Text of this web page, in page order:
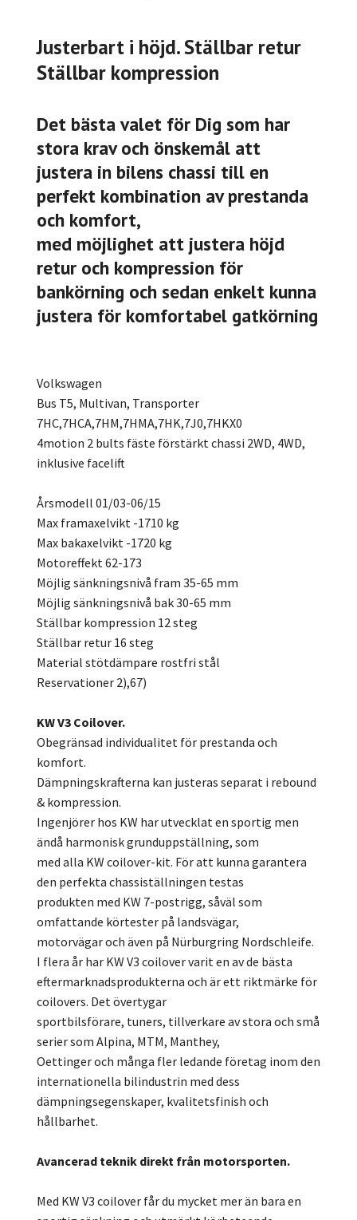
Justerbart i höjd. Ställbar retur
Ställbar kompression
Det bästa valet för Dig som har
stora krav och önskemål att
justera in bilens chassi till en
perfekt kombination av prestanda
och komfort,
med möjlighet att justera höjd
retur och kompression för
bankörning och sedan enkelt kunna
justera för komfortabel gatkörning
Volkswagen
Bus T5, Multivan, Transporter
7HC,7HCA,7HM,7HMA,7HK,7J0,7HKX0
4motion 2 bults fäste förstärkt chassi 2WD, 4WD,
inklusive facelift
Årsmodell 01/03-06/15
Max framaxelvikt -1710 kg
Max bakaxelvikt -1720 kg
Motoreffekt 62-173
Möjlig sänkningsnivå fram 35-65 mm
Möjlig sänkningsnivå bak 30-65 mm
Ställbar kompression 12 steg
Ställbar retur 16 steg
Material stötdämpare rostfri stål
Reservationer 2),67)
KW V3 Coilover.
Obegränsad individualitet för prestanda och
komfort.
Dämpningskrafterna kan justeras separat i rebound
& kompression.
Ingenjörer hos KW har utvecklat en sportig men
ändå harmonisk grunduppställning, som
med alla KW coilover-kit. För att kunna garantera
den perfekta chassiställningen testas
produkten med KW 7-postrigg, såväl som
omfattande körtester på landsvägar,
motorvägar och även på Nürburgring Nordschleife.
I flera år har KW V3 coilover varit en av de bästa
eftermarknadsprodukterna och är ett riktmärke för
coilovers. Det övertygar
sportbilsförare, tuners, tillverkare av stora och små
serier som Alpina, MTM, Manthey,
Oettinger och många fler ledande företag inom den
internationella bilindustrin med dess
dämpningsegenskaper, kvalitetsfinish och
hållbarhet.
Avancerad teknik direkt från motorsporten.
Med KW V3 coilover får du mycket mer än bara en